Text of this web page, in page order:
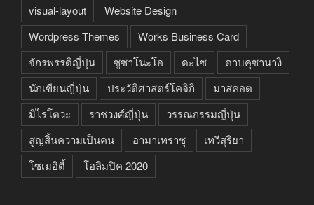
visual-layout
Website Design
Wordpress Themes
Works Business Card
จักรพรรดิญี่ปุ่น
ซูซาโนะโอ ดะไซ
ดาบคุซานางิ
นักเขียนญี่ปุ่น
ประวัติศาสตร์โคจิกิ
มาสคอต
มิไรโตวะ
ราชวงศ์ญี่ปุ่น
วรรณกรรมญี่ปุ่น
สูญสิ้นความเป็นคน
อามาเทราซุ
เทวีสุริยา
โซเมอิตี้
โอลิมปิค 2020